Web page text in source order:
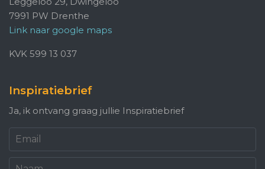
7991 PW Drenthe
Link naar google maps
KVK 599 13 037
Inspiratiebrief
Ja, ik ontvang graag jullie Inspiratiebrief